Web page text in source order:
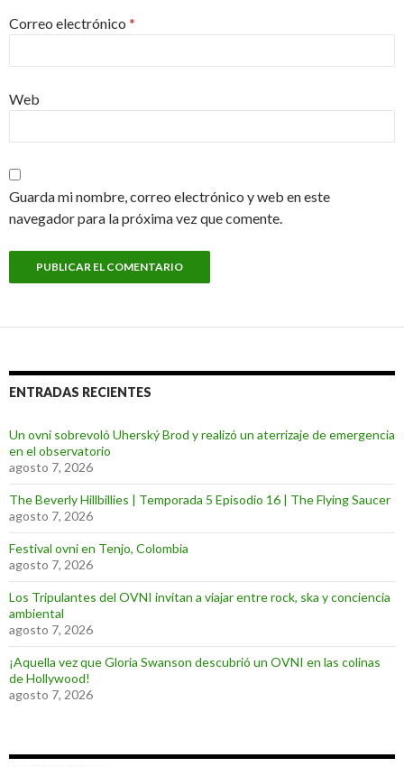
Correo electrónico *
Web
Guarda mi nombre, correo electrónico y web en este
navegador para la próxima vez que comente.
ENTRADAS RECIENTES
Un ovni sobrevoló Uherský Brod y realizó un aterrizaje de emergencia
en el observatorio
agosto 7, 2026
The Beverly Hillbillies | Temporada 5 Episodio 16 | The Flying Saucer
agosto 7, 2026
Festival ovni en Tenjo, Colombia
agosto 7, 2026
Los Tripulantes del OVNI invitan a viajar entre rock, ska y conciencia
ambiental
agosto 7, 2026
¡Aquella vez que Gloria Swanson descubrió un OVNI en las colinas
de Hollywood!
agosto 7, 2026